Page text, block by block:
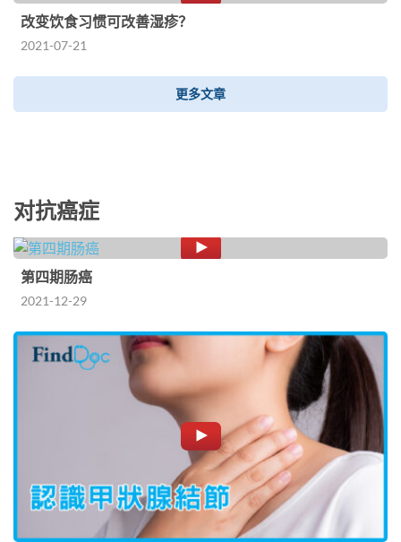
改变饮食习惯可改善湿疹？
2021-07-21
更多文章
对抗癌症
第四期肠癌
2021-12-29